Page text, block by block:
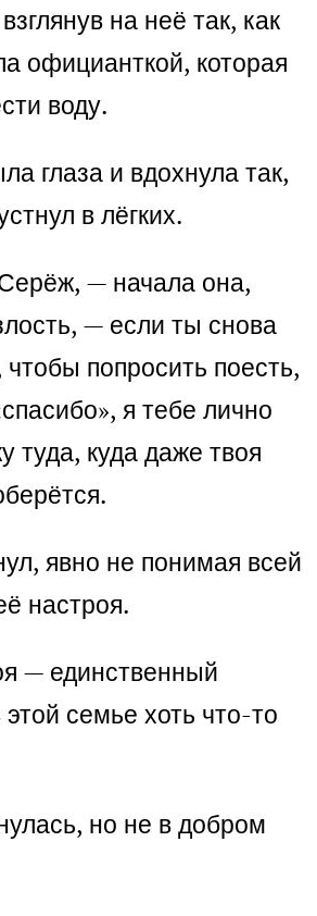
на неё так, как
официанткой, которая
воду.
глаза и вдохнула так,
в лёгких.
— начала она,
— если ты снова
попросить поесть,
я тебе лично
туда, куда даже твоя
явно не понимая всей
настроя.
— единственный
этой семье хоть что-то
но не в добром